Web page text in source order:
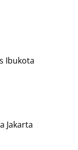
Ibukota
Jakarta